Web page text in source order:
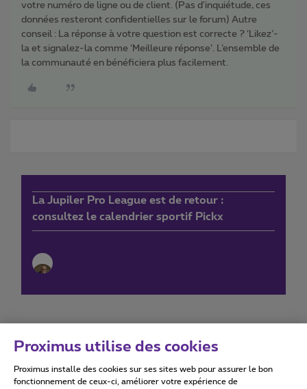
votre numéro de ligne ou de client. (Pas d'inquiétude, ces
données resteront confidentielles sur le forum) Autre
conseil : La réponse à votre question est correcte ? ‘Likez’-
la et signalez-la comme ‘Meilleure réponse’. L’ensemble de
la communauté en bénéficiera plus facilement.
La Jupiler Pro League est de retour :
consultez le calendrier sportif Pickx
Conditions d'utilisation Accessibility statement
Proximus utilise des cookies
Proximus installe des cookies sur ses sites web pour assurer le bon
fonctionnement de ceux-ci, améliorer votre expérience de